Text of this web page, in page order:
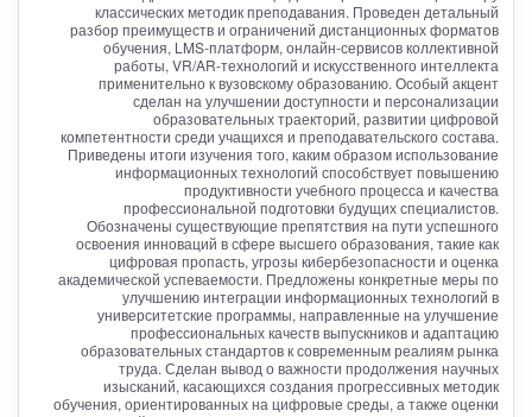
классических методик преподавания. Проведен детальный
разбор преимуществ и ограничений дистанционных форматов
обучения, LMS-платформ, онлайн-сервисов коллективной
работы, VR/AR-технологий и искусственного интеллекта
применительно к вузовскому образованию. Особый акцент
сделан на улучшении доступности и персонализации
образовательных траекторий, развитии цифровой
компетентности среди учащихся и преподавательского состава.
Приведены итоги изучения того, каким образом использование
информационных технологий способствует повышению
продуктивности учебного процесса и качества
профессиональной подготовки будущих специалистов.
Обозначены существующие препятствия на пути успешного
освоения инноваций в сфере высшего образования, такие как
цифровая пропасть, угрозы кибербезопасности и оценка
академической успеваемости. Предложены конкретные меры по
улучшению интеграции информационных технологий в
университетские программы, направленные на улучшение
профессиональных качеств выпускников и адаптацию
образовательных стандартов к современным реалиям рынка
труда. Сделан вывод о важности продолжения научных
изысканий, касающихся создания прогрессивных методик
обучения, ориентированных на цифровые среды, а также оценки